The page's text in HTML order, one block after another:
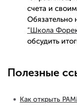
счета и
Обязательно
“Школа
обсудить
Полезные
Как открыть